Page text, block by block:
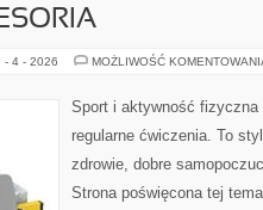
- 4 - 2026 MOŻLIWOŚĆ
Sport i aktywność
regularne ćwiczenia. To
zdrowie, dobre
Strona poświęcona tej